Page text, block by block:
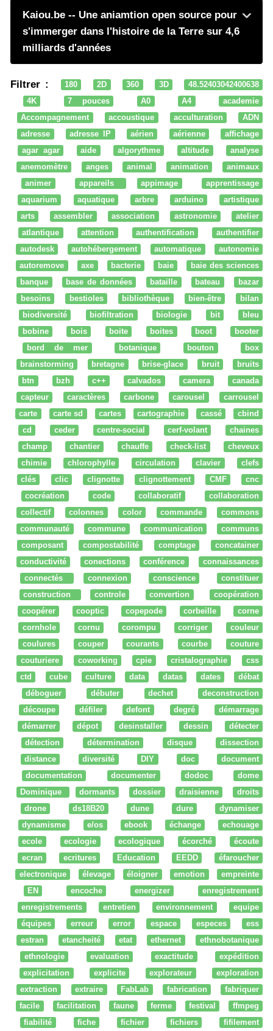
Kaiou.be -- Une aniamtion open source pour
s'immerger dans l'histoire de la Terre sur 4,6
milliards d'années
Filtrer : 180 2D 360 3D
48.52403042400638
4K
7 pouces A0 A4
academie
Accompagnement
accoustique acculturation
ADN
adresse
adresse IP aérien aérienne
affichage
agar agar
aide algorythme altitude
analyse
anemomètre
anges animal animation
animaux
animer
appareils appimage
apprentissage
aquarium
aquatique arbre arduino
artistique
arts
assembler association astronomie
atelier
atlantique
attention authentification
authentifier
autodesk
autohébergement automatique
autonomie
autoremove
axe bacterie baie
baie des sciences
banque
base de données bataille bateau
bazar
besoins
bestioles bibliothèque bien-être
bilan
biodiversité
biofiltration biologie bit
bleu
bobine
bois boite boites boot
booter
bord de mer
botanique bouton
box
brainstorming
bretagne brise-glace bruit
bruits
btn
bzh c++ calvados camera
canada
capteur
caractères carbone carousel
carrousel
carte
carte sd cartes cartographie cassé
cbind
cd
ceder centre-social cerf-volant
chaines
champ
chantier chauffe check-list
cheveux
chimie
chlorophylle circulation clavier
clefs
clés
clic clignotte clignottement CMF
cnc
cocréation
code collaboratif
collaboration
collectif
colonnes color commande
commons
communauté
commune communication
communs
composant
compostabilité comptage
concatainer
conductivité
conections conférence
connaissances
connectés
connexion conscience
constituer
construction
controle convertion
coopération
coopérer
cooptic copepode corbeille
corne
cornhole
cornu corompu corriger
couleur
coulures
couper courants courbe
couture
couturiere
coworking cpie cristalographie
css
ctd
cube culture data datas dates
débat
déboguer
débuter dechet
deconstruction
découpe
défiler defont degré
démarrage
démarrer
dépot desinstaller dessin
détecter
détection
détermination disque
dissection
distance
diversité DIY doc
document
documentation
documenter dodoc
dome
Dominique
dormants dossier draisienne
droits
drone
ds18B20 dune dure
dynamiser
dynamisme
e/os ebook échange
echouage
ecole
ecologie ecologique écorché
écoute
ecran
ecritures Education EEDD
éfaroucher
electronique
élevage éloigner emotion
empreinte
EN
encoche energizer
enregistrement
enregistrements
entretien environnement
equipe
équipes
erreur error espace especes
ess
estran
etancheité etat ethernet
ethnobotanique
ethnologie
evaluation exactitude
expédition
explicitation
explicite explorateur
exploration
extraction
extraire FabLab fabrication
fabriquer
facile
facilitation faune ferme festival
ffmpeg
fiabilité
fiche fichier fichiers fifilement